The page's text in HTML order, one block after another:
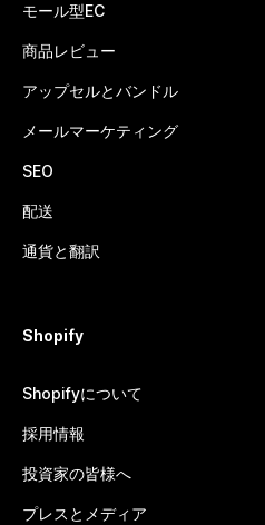
モール型EC
商品レビュー
アップセルとバンドル
メールマーケティング
SEO
配送
通貨と翻訳
Shopify
Shopifyについて
採用情報
投資家の皆様へ
プレスとメディア